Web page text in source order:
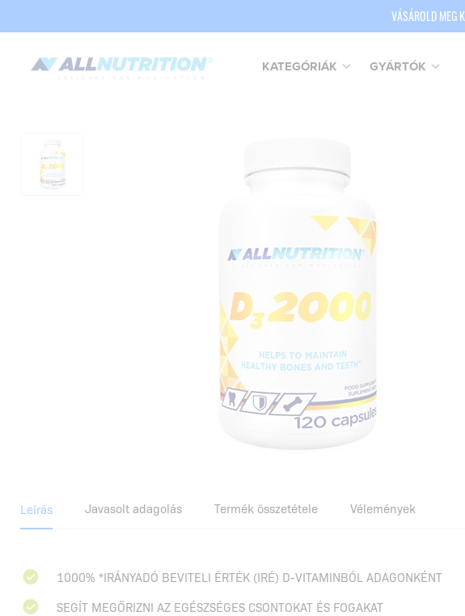
VÁSÁROLD MEG
KATEGÓRIÁK GYÁRTÓK
Leírás Javasolt adagolás Termék összetétele Vélemények
1000% *IRÁNYADÓ BEVITELI ÉRTÉK (IRÉ) D-VITAMINBÓL ADAGONKÉNT
SEGÍT MEGŐRIZNI AZ EGÉSZSÉGES CSONTOKAT ÉS FOGAKAT